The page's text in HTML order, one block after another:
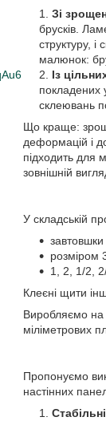
Зі
брусків.
структуру,
малюнок:
Із
покладених
склеювань
Що краще:
деформацій і
підходить для
зовнішній
У складській
завтовшки
розміром
1, 2, 1/2,
Клеєні щити
Виробляємо на
міліметрових
Пропонуємо
настінних